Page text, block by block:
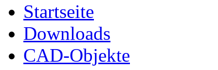
Startseite
Downloads
CAD-Objekte